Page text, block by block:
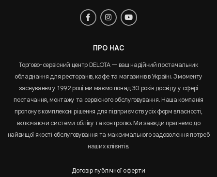
ПРО НАС
Торгово-сервісний центр DELOTA — ваш надійний постачальник
обладнання для ресторанів, кафе та магазинів в Україні. З моменту
заснування у 1992 році ми маємо понад 30 років досвіду у сфері
постачання, монтажу та сервісного обслуговування. Наша компанія
пропонує комплексні рішення для підприємств усіх форм власності,
включаючи системи обліку та контролю. Ми завжди прагнемо до
найвищої якості обслуговування та максимального задоволення потреб
наших клієнтів.
Договір публічної оферти